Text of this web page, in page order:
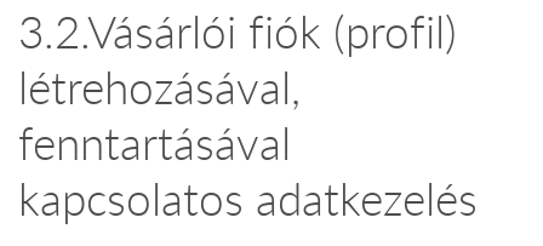
3.2.Vásárlói fiók (profil)
létrehozásával,
fenntartásával
kapcsolatos adatkezelés